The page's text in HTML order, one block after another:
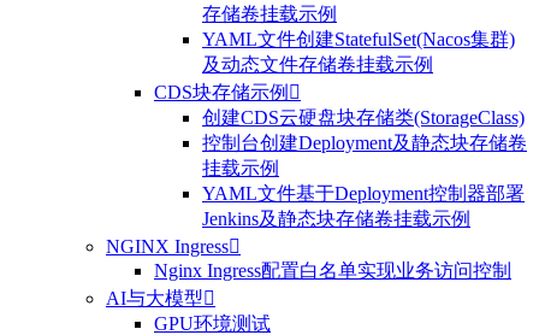
存储卷挂载示例
YAML文件创建StatefulSet(Nacos集群)
及动态文件存储卷挂载示例
CDS块存储示例 
创建CDS云硬盘块存储类(StorageClass)
控制台创建Deployment及静态块存储卷
挂载示例
YAML文件基于Deployment控制器部署
Jenkins及静态块存储卷挂载示例
NGINX Ingress
Nginx Ingress配置白名单实现业务访问控制
AI与大模型
GPU环境测试